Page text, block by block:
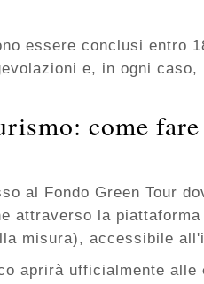
essere conclusi entro
e, in ogni
come
al Fondo Green Tour
attraverso la
misura), accessibile
aprirà ufficialmente alle